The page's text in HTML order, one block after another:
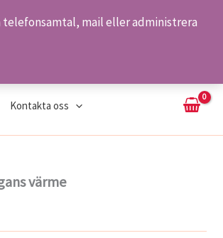
telefonsamtal, mail eller administrera
Kontakta oss
värme